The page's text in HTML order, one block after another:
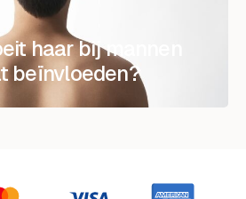
haar bij mannen
beïnvloeden?